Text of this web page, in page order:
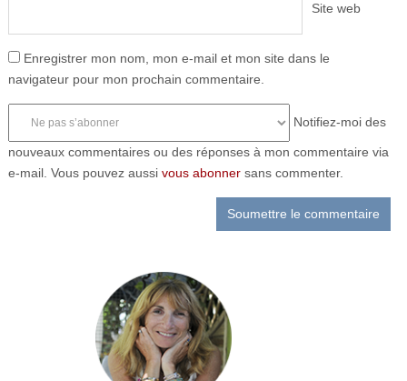
Site web
Enregistrer mon nom, mon e-mail et mon site dans le
navigateur pour mon prochain commentaire.
Notifiez-moi des
nouveaux commentaires ou des réponses à mon commentaire via
e-mail. Vous pouvez aussi vous abonnersans commenter.